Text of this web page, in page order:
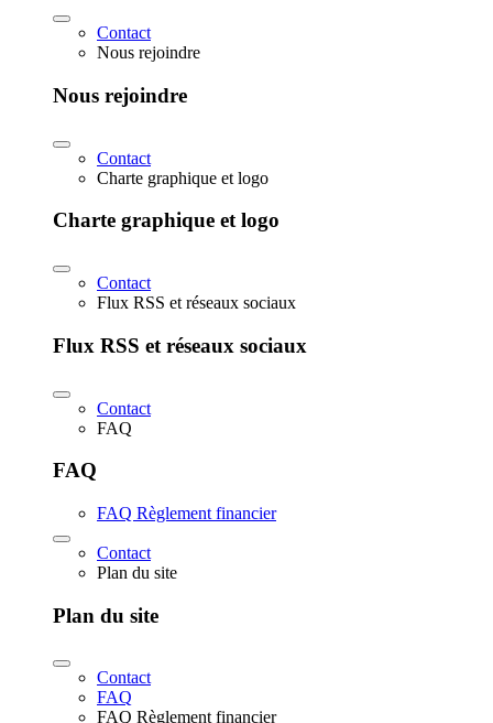
Contact
Nous rejoindre
Nous rejoindre
Contact
Charte graphique et logo
Charte graphique et logo
Contact
Flux RSS et réseaux sociaux
Flux RSS et réseaux sociaux
Contact
FAQ
FAQ
FAQ Règlement financier
Contact
Plan du site
Plan du site
Contact
FAQ
FAQ Règlement financier